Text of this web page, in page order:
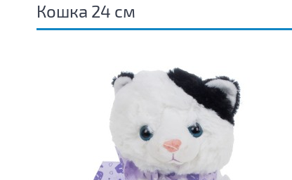
Кошка 24 см